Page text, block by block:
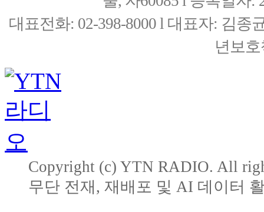
대표전화: 02-398-8000 l 대표자: 김종
년보
Copyright (c) YTN RADIO. All
무단 전재, 재배포 및 AI 데이터